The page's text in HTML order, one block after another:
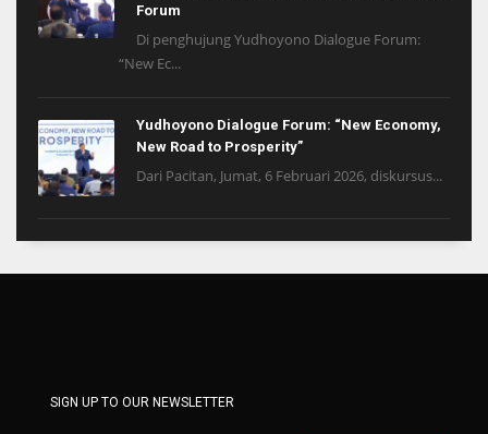
Forum
Di penghujung Yudhoyono Dialogue Forum:
“New Ec...
Yudhoyono Dialogue Forum: “New Economy,
New Road to Prosperity”
Dari Pacitan, Jumat, 6 Februari 2026, diskursus...
SIGN UP TO OUR NEWSLETTER